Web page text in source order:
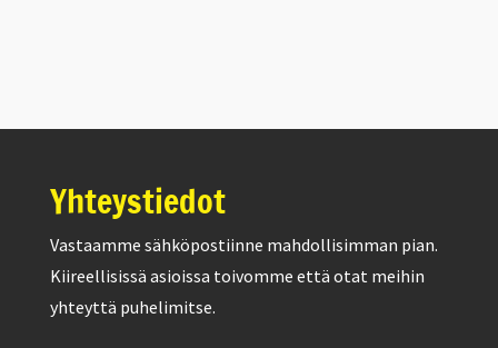
Yhteystiedot
Vastaamme sähköpostiinne mahdollisimman pian.
Kiireellisissä asioissa toivomme että otat meihin
yhteyttä puhelimitse.